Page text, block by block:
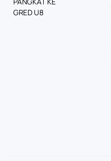
GRED U8